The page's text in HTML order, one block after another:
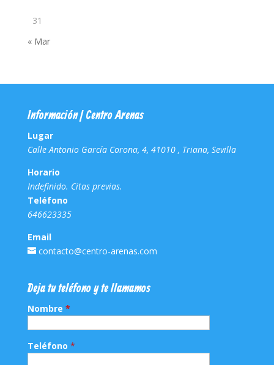
31
« Mar
Información | Centro Arenas
Lugar
Calle Antonio García Corona, 4, 41010 , Triana, Sevilla
Horario
Indefinido. Citas previas.
Teléfono
646623335
Email
contacto@centro-arenas.com
Deja tu teléfono y te llamamos
Nombre *
Teléfono *